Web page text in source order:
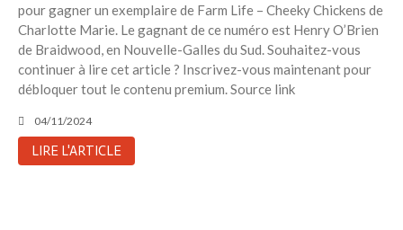
pour gagner un exemplaire de Farm Life – Cheeky Chickens de
Charlotte Marie. Le gagnant de ce numéro est Henry O’Brien
de Braidwood, en Nouvelle-Galles du Sud. Souhaitez-vous
continuer à lire cet article ? Inscrivez-vous maintenant pour
débloquer tout le contenu premium. Source link
04/11/2024
LIRE L'ARTICLE